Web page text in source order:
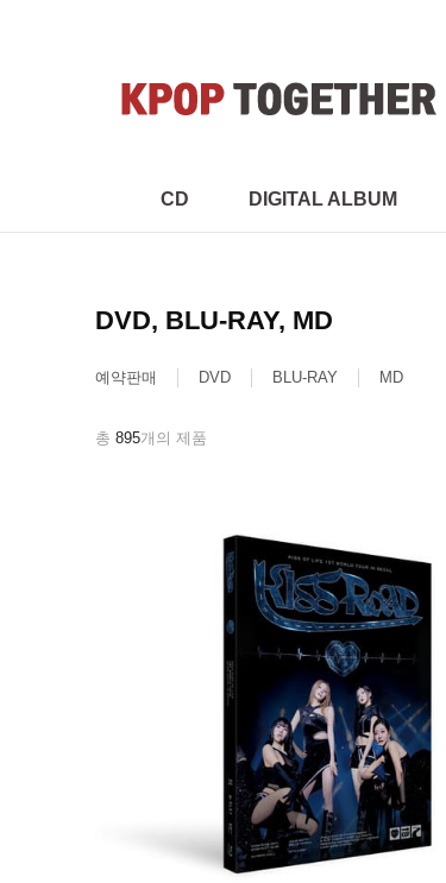
CD DIGITAL ALBUM
DVD, BLU-RAY, MD
예약판매 DVD BLU-RAY MD
총 895개의 제품